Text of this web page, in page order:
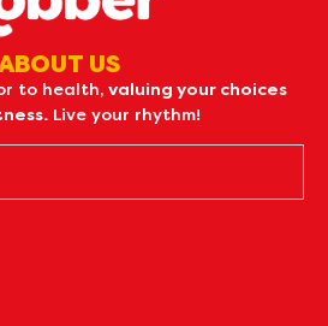
US
to health, valuing your choices
Live your rhythm!